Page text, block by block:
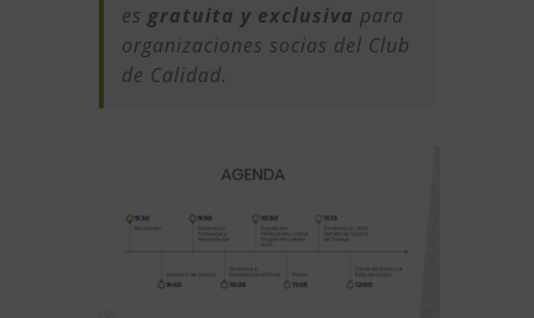
es gratuita y exclusiva para
organizaciones socias del Club
de Calidad.